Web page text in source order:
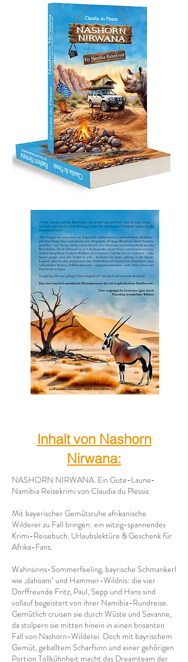
Inhalt von Nashorn
Nirwana:
NASHORN NIRWANA. Ein Gute-Laune-
Namibia Reisekrimi von Claudia du Plessis
Mit bayerischer Gemütsruhe afrikanische
Wilderer zu Fall bringen: ein witzig-spannendes
Krimi-Reisebuch. Urlaubslektüre & Geschenk für
Afrika-Fans.
Wahnsinns-Sommerfeeling, bayrische Schmankerl
wie ‚dahoam‘ und Hammer-Wildnis: die vier
Dorffreunde Fritz, Paul, Sepp und Hans sind
vollauf begeistert von ihrer Namibia-Rundreise.
Gemütlich cruisen sie durch Wüste und Savanne,
da stolpern sie mitten hinein in einen brisanten
Fall von Nashorn-Wilderei. Doch mit bayrischem
Gemüt, geballtem Scharfsinn und einer gehörigen
Portion Tollkühnheit macht das Dreamteam der